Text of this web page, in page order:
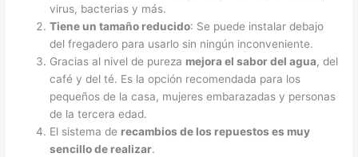
virus, bacterias y más.
Tiene un tamaño reducido: Se puede instalar debajo
del fregadero para usarlo sin ningún inconveniente.
Gracias al nivel de pureza mejora el sabor del agua, del
café y del té. Es la opción recomendada para los
pequeños de la casa, mujeres embarazadas y personas
de la tercera edad.
El sistema de recambios de los repuestos es muy
sencillo de realizar.